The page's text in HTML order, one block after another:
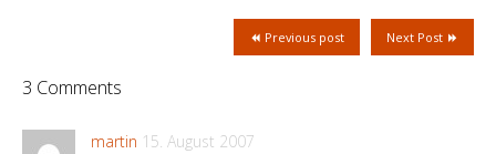
Next Post
Previous post
3 Comments
martin 15. August 2007